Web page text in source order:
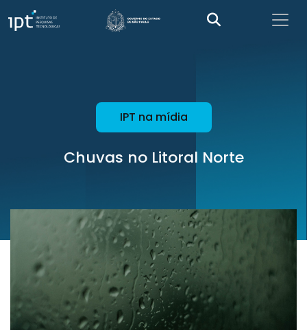
IPT na mídia
Chuvas no Litoral Norte